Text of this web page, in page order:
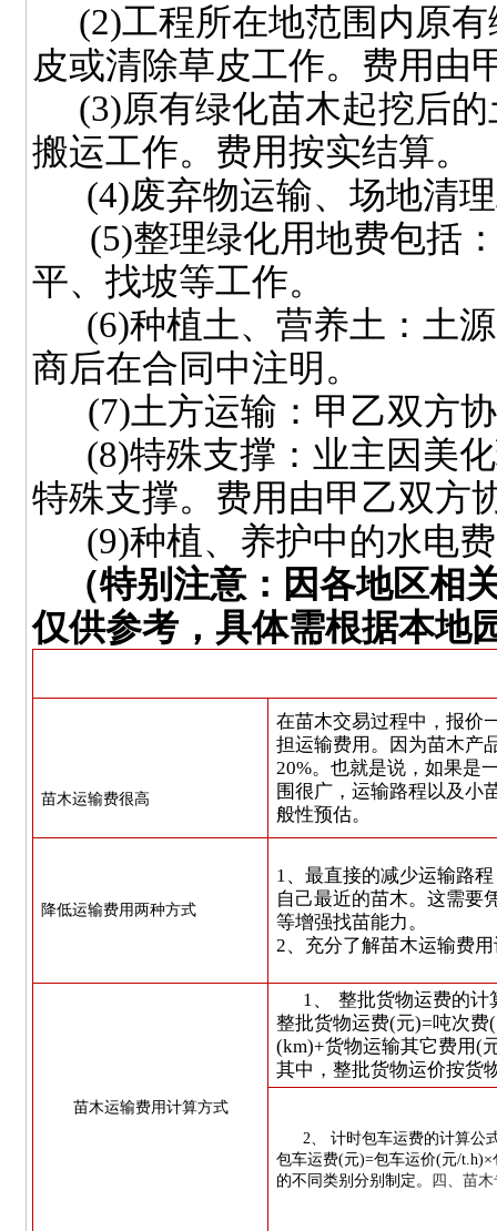
(2)工程所在地范围内原
皮或清除草皮工作。费用由
(3)原有绿化苗木起挖后
搬运工作。费用按实结算。
(4)废弃物运输、场地清
(5)整理绿化用地费包括
平、找坡等工作。
(6)种植土、营养土：土
商后在合同中注明。
(7)土方运输：甲乙双方
(8)特殊支撑：业主因美
特殊支撑。费用由甲乙双方
(9)种植、养护中的水电
（特别注意：因各地区相
仅供参考，具体需根据本地
苗木运输费很高
在苗木交易过程中，报价
担运输费用。因为苗木产
20%。也就是说，如果是
围很广，运输路程以及小
般性预估。
降低运输费用两种方式
1、最直接的减少运输路
自己最近的苗木。这需要
等增强找苗能力。
2、充分了解苗木运输费
苗木运输费用计算方式
1、
整批货物运费的计
整批货物运费(元)=吨次费(
(km)+货物运输其它费用(
其中，整批货物运价按货
2、
计时包车运费的计算公
包车运费(元)=包车运价(元/t.h)×
的不同类别分别制定。
四、苗